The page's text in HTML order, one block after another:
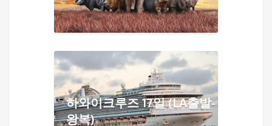
하와이크루즈 17일 (LA출발-
왕복)